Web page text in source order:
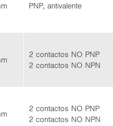
PNP, an­ti­va­len­te
2 con­tac­tos NO PNP
2 con­tac­tos NO NPN
2 con­tac­tos NO PNP
2 con­tac­tos NO NPN